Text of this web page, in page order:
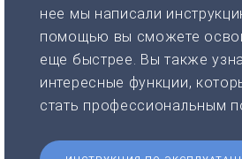
нее мы написали
помощью вы сможете
еще быстрее. Вы также
интересные функции,
стать профессиональным